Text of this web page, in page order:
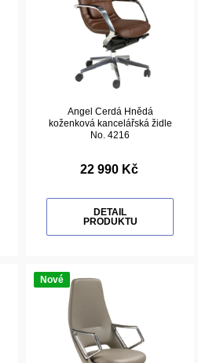
Angel Cerdá Hnědá
koženková kancelářská židle
No. 4216
22 990 Kč
DETAIL
PRODUKTU
Nové